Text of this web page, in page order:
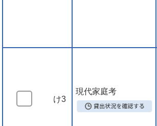
け3
現代家庭考